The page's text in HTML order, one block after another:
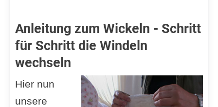
Anleitung zum Wickeln - Schritt
für Schritt die Windeln
wechseln
Hier nun
unsere